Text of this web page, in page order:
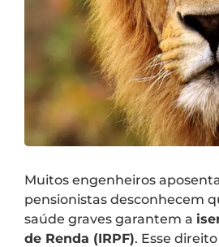
Muitos engenheiros
pensionistas desconhecem
saúde graves garantem a
de Renda (IRPF). Esse